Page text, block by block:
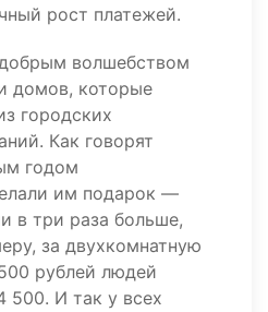
рост платежей.
волшебством
домов, которые
городских
Как говорят
годом
им подарок —
в три раза больше,
за двухкомнатную
рублей людей
500. И так у всех